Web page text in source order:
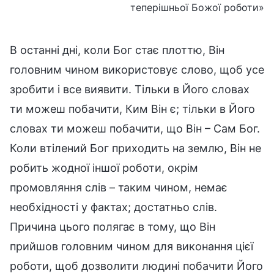
теперішньої Божої роботи»
В останні дні, коли Бог стає плоттю, Він
головним чином використовує слово, щоб усе
зробити і все виявити. Тільки в Його словах
ти можеш побачити, Ким Він є; тільки в Його
словах ти можеш побачити, що Він – Сам Бог.
Коли втілений Бог приходить на землю, Він не
робить жодної іншої роботи, окрім
промовляння слів – таким чином, немає
необхідності у фактах; достатньо слів.
Причина цього полягає в тому, що Він
прийшов головним чином для виконання цієї
роботи, щоб дозволити людині побачити Його